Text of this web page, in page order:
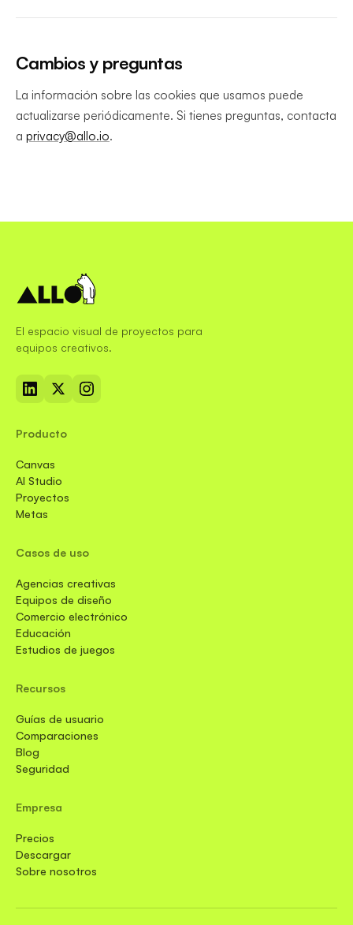
Cambios y preguntas
La información sobre las cookies que usamos puede
actualizarse periódicamente. Si tienes preguntas, contacta
a privacy@allo.io.
El espacio visual de proyectos para
equipos creativos.
Producto
Canvas
AI Studio
Proyectos
Metas
Casos de uso
Agencias creativas
Equipos de diseño
Comercio electrónico
Educación
Estudios de juegos
Recursos
Guías de usuario
Comparaciones
Blog
Seguridad
Empresa
Precios
Descargar
Sobre nosotros